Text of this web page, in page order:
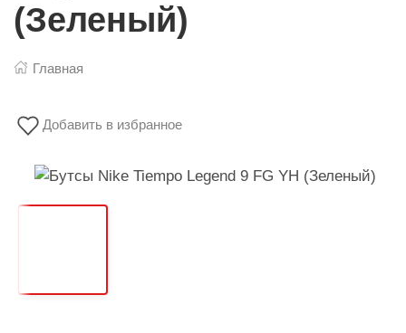
(Зеленый)
Главная
Добавить в избранное